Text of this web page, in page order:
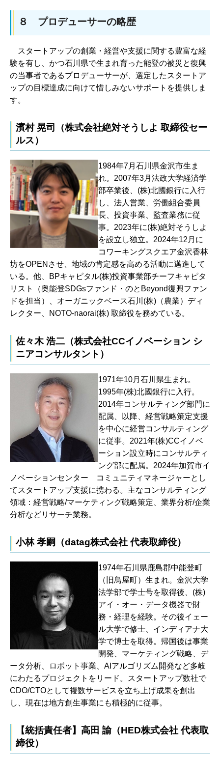
８ プロデューサーの略歴
スタートアップの創業・経営や支援に関する豊富な経
験を有し、かつ石川県で生まれ育った能登の被災と復興
の当事者であるプロデューサーが、選定したスタートア
ップの目標達成に向けて惜しみないサポートを提供しま
す。
濱村 晃司（株式会社絶対そうしよ 取締役セー
ルス）
1984年7月石川県金沢市生ま
れ。2007年3月法政大学経済学
部卒業後、(株)北國銀行に入行
し、法人営業、労働組合委員
長、投資事業、監査業務に従
事。2023年に(株)絶対そうしよ
を設立し独立。2024年12月に
コワーキングスクエア金沢香林
坊をOPENさせ、地域の肯定感を高める活動に邁進して
いる。他、BPキャピタル(株)投資事業部チーフキャピタ
リスト（奥能登SDGsファンド・のとBeyond復興ファン
ドを担当）、オーガニックベース石川(株)（農業）ディ
レクター、NOTO-naorai(株) 取締役を務めている。
佐々木 浩二（株式会社CCイノベーション シ
ニアコンサルタント）
1971年10月石川県生まれ。
1995年(株)北國銀行に入行。
2014年コンサルティング部門に
配属、以降、経営戦略策定支援
を中心に経営コンサルティング
に従事。2021年(株)CCイノベ
ーション設立時にコンサルティ
ング部に配属。2024年加賀市イ
ノベーションセンター コミュニティマネージャーとし
てスタートアップ支援に携わる。主なコンサルティング
領域：経営戦略/マーケティング戦略策定、業界分析/企業
分析などリサーチ業務。
小林 孝嗣（datag株式会社 代表取締役）
1974年石川県鹿島郡中能登町
（旧鳥屋町）生まれ。金沢大学
法学部で学士号を取得後、(株)
アイ・オー・データ機器で財
務・経理を経験。その後イェー
ル大学で修士、インディアナ大
学で博士を取得。帰国後は事業
開発、マーケティング戦略、デ
ータ分析、ロボット事業、AIアルゴリズム開発など多岐
にわたるプロジェクトをリード。スタートアップ数社で
CDO/CTOとして複数サービスを立ち上げ成果を創出
し、現在は地方創生事業にも積極的に従事。
【統括責任者】高田 諭（HED株式会社 代表取
締役）